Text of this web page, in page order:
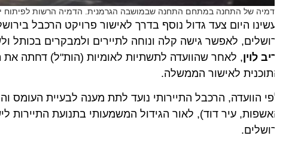
של התחנה במתחם התחנה שבמושבה הגרמנית. הדמיה הרשות לפיתוח
היום צעד גדול נוסף בדרך לאישור פרויקט הרכבל
לאפשר גישה קלה ונוחה לתיירים ולמבקרים בכותל
לוין , לאחר שהוועדה לתשתיות לאומיות (הות"ל) דחתה את
לאישור הממשלה.
הוועדה, הרכבל התיירותי נועד לתת מענה לבעיית העומס
עיר דוד), לאור הגידול המשמעותי בתנועת התיירות